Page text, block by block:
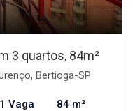
3 quartos, 84m²
Bertioga-SP
1 Vaga 84 m²